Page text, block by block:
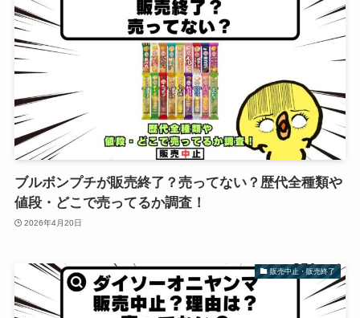
ブルボンプチが販売終了？売ってない？歴代全種類や
値段・どこで売ってるか調査！
2026年4月20日
販売中止・販売終了